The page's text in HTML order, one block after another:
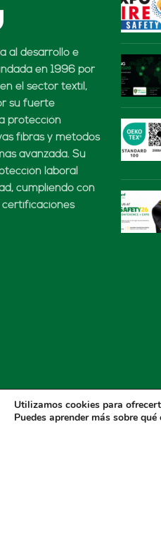
al desarrollo e
en 1996 por
el sector textil,
su fuerte
protección
fibras y métodos
avanzada. Su
laboral
cumpliendo con
certificaciones
Utilizamos cookies para
Puedes aprender más sobre